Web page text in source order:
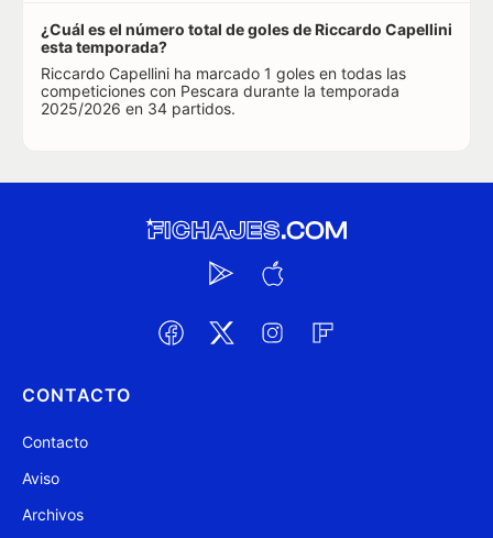
¿Cuál es el número total de goles de Riccardo Capellini
esta temporada?
Riccardo Capellini ha marcado 1 goles en todas las
competiciones con Pescara durante la temporada
2025/2026 en 34 partidos.
CONTACTO
Contacto
Aviso
Archivos